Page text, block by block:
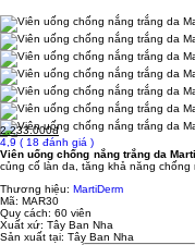
2.233.000đ
4,9 ( 18 đánh giá )
Viên uống chống nắng trắng da
củng cố làn da, tăng khả năng
Thương hiệu: MartiDerm
Mã: MAR30
Quy cách: 60 viên
Xuất xứ: Tây Ban Nha
Sản xuất tại: Tây Ban Nha